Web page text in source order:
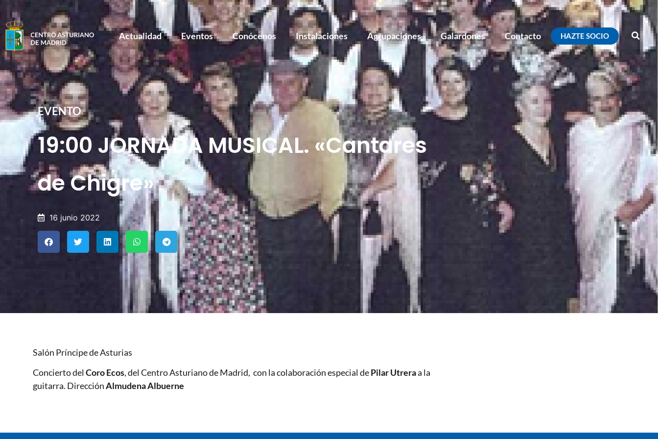
Actualidad Eventos Conócenos Instalaciones Agrupaciones Galardones Contacto HAZTE SOCIO
EVENTO
19:00 JORNADA MUSICAL. «Cantares
de Chigre»
16 junio 2022
Salón Príncipe de Asturias
Concierto delCoro Ecos, del Centro Asturiano de Madrid, con la colaboración especial dePilar Utreraa la
guitarra. DirecciónAlmudena Albuerne